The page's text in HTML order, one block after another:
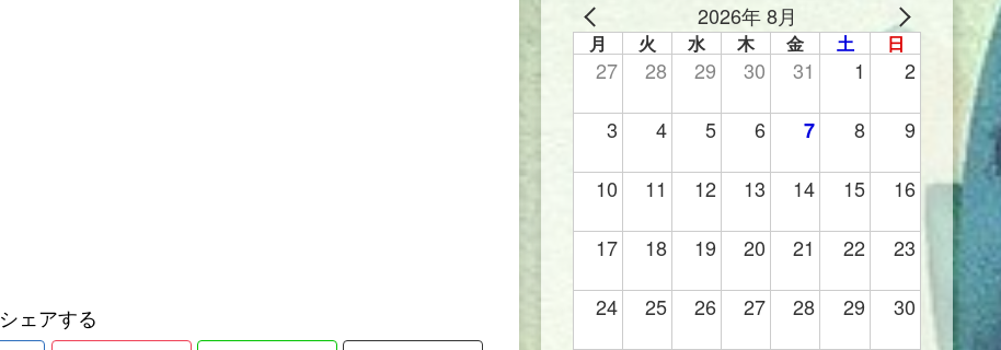
シェアする
2026年 8月
月 火 水 木 金 土 日
27 28 29 30 31 1 2
3 4 5 6 7 8 9
10 11 12 13 14 15 16
17 18 19 20 21 22 23
24 25 26 27 28 29 30